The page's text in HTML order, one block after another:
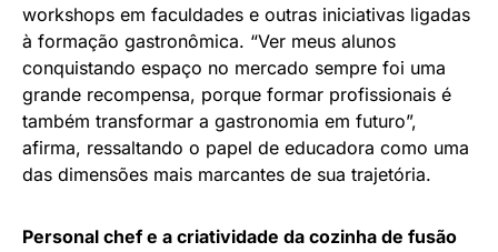
workshops em faculdades e outras iniciativas ligadas
à formação gastronômica. “Ver meus alunos
conquistando espaço no mercado sempre foi uma
grande recompensa, porque formar profissionais é
também transformar a gastronomia em futuro”,
afirma, ressaltando o papel de educadora como uma
das dimensões mais marcantes de sua trajetória.
Personal chef e a criatividade da cozinha de fusão